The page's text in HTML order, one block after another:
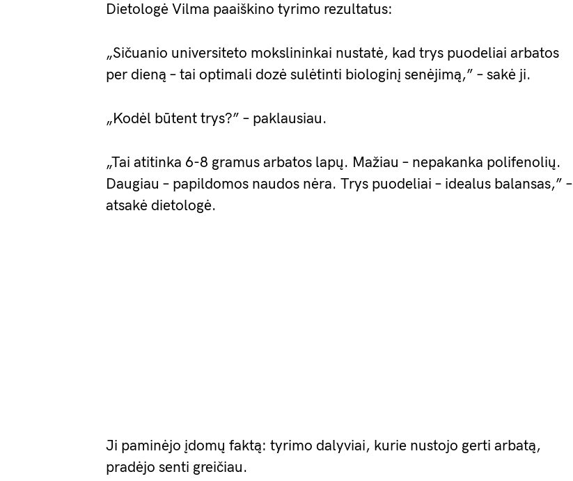
Dietologė Vilma paaiškino tyrimo rezultatus:
„Sičuanio universiteto mokslininkai nustatė, kad trys puodeliai arbatos
per dieną – tai optimali dozė sulėtinti biologinį senėjimą,” – sakė ji.
„Kodėl būtent trys?” – paklausiau.
„Tai atitinka 6-8 gramus arbatos lapų. Mažiau – nepakanka polifenolių.
Daugiau – papildomos naudos nėra. Trys puodeliai – idealus balansas,” –
atsakė dietologė.
Ji paminėjo įdomų faktą: tyrimo dalyviai, kurie nustojo gerti arbatą,
pradėjo senti greičiau.